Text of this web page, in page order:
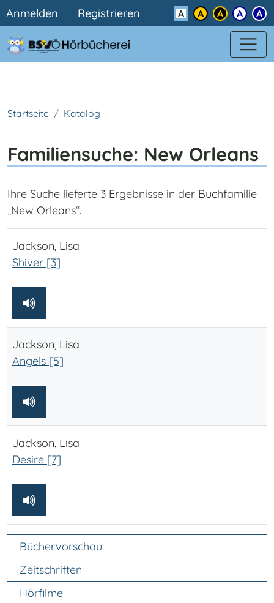
Direkt zum Inhalt
Benutzermenü
Anmelden Registrieren Kontrast
Startseite Katalog
Familiensuche: New Orleans
Ihre Suche lieferte 3 Ergebnisse in der Buchfamilie
„New Orleans“.
Jackson, Lisa
Shiver [3]
Jackson, Lisa
Angels [5]
Jackson, Lisa
Desire [7]
Unter Navigation
Büchervorschau
Zeitschriften
Hörfilme